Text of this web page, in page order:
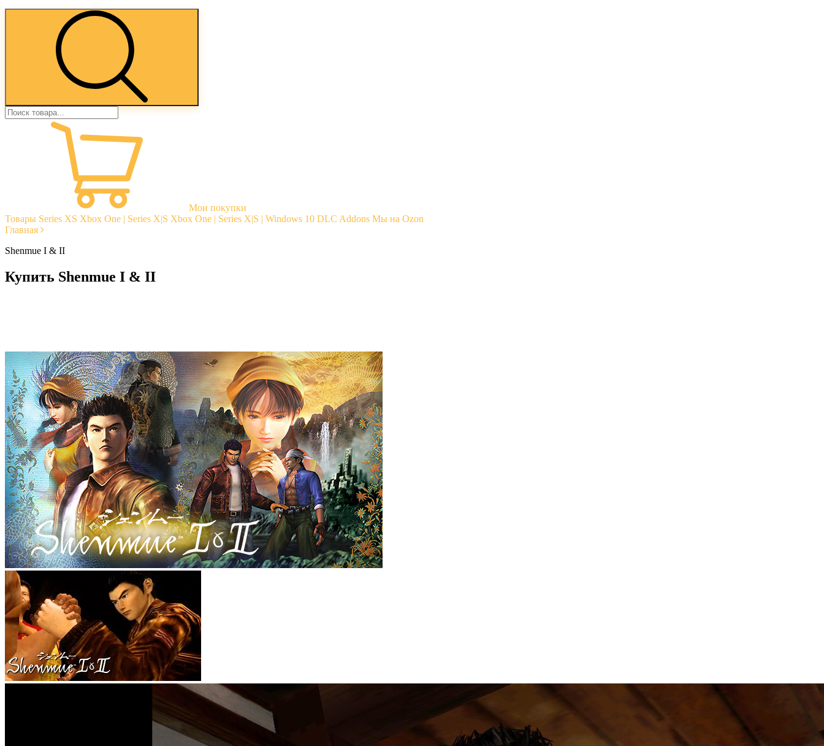
Мои покупки
Товары Series XS Xbox One | Series X|S Xbox One | Series X|S | Windows 10 DLC Addons Мы на Ozon
Главная
Shenmue I & II
Купить Shenmue I & II